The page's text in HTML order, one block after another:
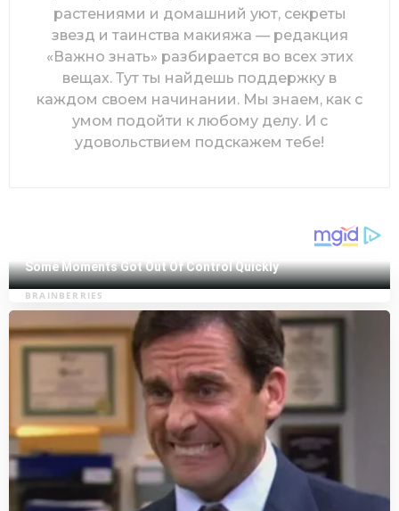
растениями и домашний уют, секреты
звезд и таинства макияжа — редакция
«Важно знать» разбирается во всех этих
вещах. Тут ты найдешь поддержку в
каждом своем начинании. Мы знаем, как с
умом подойти к любому делу. И с
удовольствием подскажем тебе!